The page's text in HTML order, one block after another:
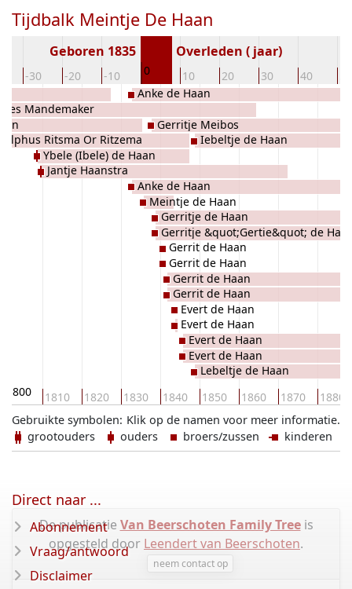
Tijdbalk Meintje De Haan
-30 -20 -10 0 10 20 30 40
Geboren 1835 Overleden ( jaar)
1800 1810 1820 1830 1840 1850 1860 1870 1880
Mandemaker
Ritsma Or Ritzema
Ybele (Ibele) de Haan
Jantje Haanstra
Anke de Haan
Anke de Haan
Meintje de Haan
Gerritje Meibos
Gerritje de Haan
Gerritje &quot;Gertie&quot; de
Gerrit de Haan
Gerrit de Haan
Gerrit de Haan
Gerrit de Haan
Evert de Haan
Evert de Haan
Evert de Haan
Evert de Haan
Iebeltje de Haan
Lebeltje de Haan
Klik op de namen voor meer informatie.
Gebruikte symbolen:
grootouders
ouders broers/zussen kinderen
De publicatie Van Beerschoten Family Treeis
opgesteld door Leendert van Beerschoten.
neem contact op
Direct naar ...
Abonnement
Vraag/antwoord
Disclaimer